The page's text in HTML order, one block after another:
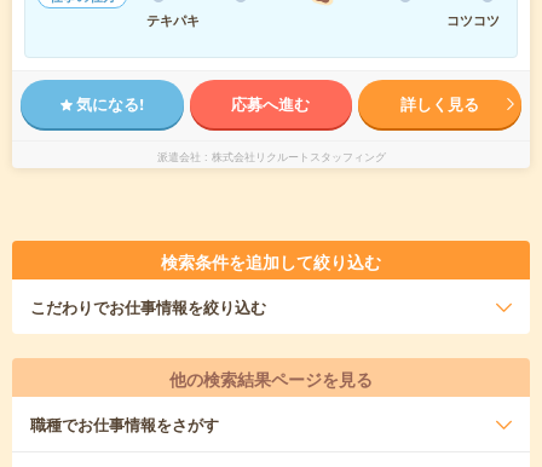
テキパキ
コツコツ
気になる! 応募へ進む 詳しく見る
派遣会社 株式会社リクルートスタッフィング
検索条件を追加して絞り込む
こだわりでお仕事情報を絞り込む
他の検索結果ページを見る
職種でお仕事情報をさがす